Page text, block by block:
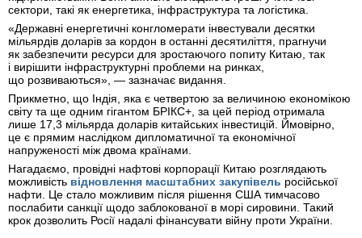
сектори, такі як енергетика, інфраструктура та логістика.
«Державні енергетичні конгломерати інвестували десятки
мільярдів доларів за кордон в останні десятиліття, прагнучи
як забезпечити ресурси для зростаючого попиту Китаю, так
і вирішити інфраструктурні проблеми на ринках,
що розвиваються», — зазначає видання.
Прикметно, що Індія, яка є четвертою за величиною економікою
світу та ще одним гігантом БРІКС+, за цей період отримала
лише 17,3 мільярда доларів китайських інвестицій. Ймовірно,
це є прямим наслідком дипломатичної та економічної
напруженості між двома країнами.
Нагадаємо, провідні нафтові корпорації Китаю розглядають
можливість відновлення масштабних закупівель російської
нафти. Це стало можливим після рішення США тимчасово
послабити санкції щодо заблокованої в морі сировини. Такий
крок дозволить Росії надалі фінансувати війну проти України.